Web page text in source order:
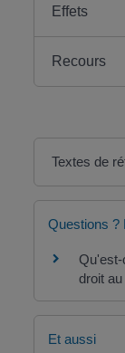
Effets
Recours
Textes de
Questions ?
Qu'est-
droit
Et aussi